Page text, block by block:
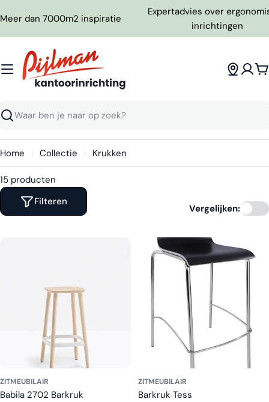
naar
inhoud
Meer dan 7000m2 inspiratie
Expertadvies over
inrichtingen
Zoeken
Home Collectie Krukken
15 producten
Filteren
Vergelijken:
ZITMEUBILAIR
Babila 2702 Barkruk
ZITMEUBILAIR
Barkruk Tess